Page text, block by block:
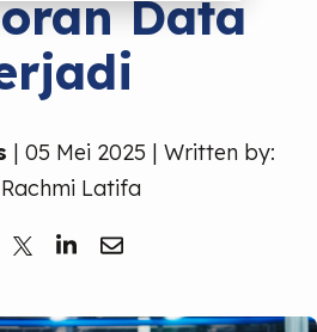
Data
| 05 Mei 2025 | Written by:
Latifa